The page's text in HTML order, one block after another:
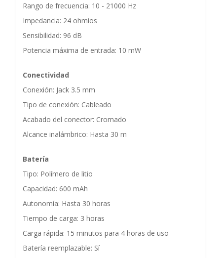
Rango de frecuencia: 10 - 21000 Hz
Impedancia: 24 ohmios
Sensibilidad: 96 dB
Potencia máxima de entrada: 10 mW
Conectividad
Conexión: Jack 3.5 mm
Tipo de conexión: Cableado
Acabado del conector: Cromado
Alcance inalámbrico: Hasta 30 m
Batería
Tipo: Polímero de litio
Capacidad: 600 mAh
Autonomía: Hasta 30 horas
Tiempo de carga: 3 horas
Carga rápida: 15 minutos para 4 horas de uso
Batería reemplazable: Sí